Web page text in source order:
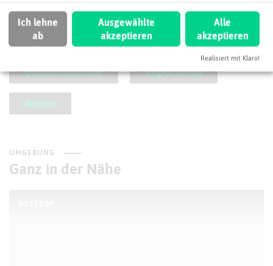
So ordnen wir dieses Unternehmen ein
Chemienahe Dienstleistungen
Qualitätskontrolle Regiochemie
Bottrop
UMGEBUNG
Ganz in der Nähe
Ich lehne
ab
Ausgewählte
akzeptieren
Alle
akzeptieren
Realisiert mit Klaro!